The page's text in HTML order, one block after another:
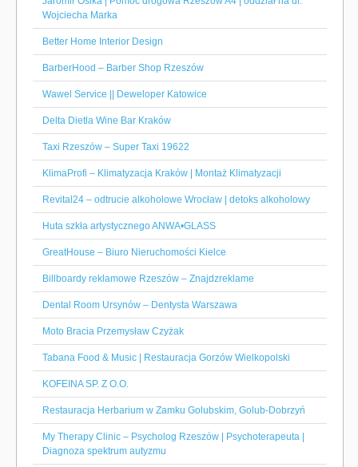
Wojciecha Marka
Better Home Interior Design
BarberHood – Barber Shop Rzeszów
Wawel Service || Deweloper Katowice
Delta Dietla Wine Bar Kraków
Taxi Rzeszów – Super Taxi 19622
KlimaProfi – Klimatyzacja Kraków | Montaż Klimatyzacji
Revital24 – odtrucie alkoholowe Wrocław | detoks alkoholowy
Huta szkła artystycznego ANWA•GLASS
GreatHouse – Biuro Nieruchomości Kielce
Billboardy reklamowe Rzeszów – Znajdzreklame
Dental Room Ursynów – Dentysta Warszawa
Moto Bracia Przemysław Czyżak
Tabana Food & Music | Restauracja Gorzów Wielkopolski
KOFEINA SP. Z O.O.
Restauracja Herbarium w Zamku Golubskim, Golub-Dobrzyń
My Therapy Clinic – Psycholog Rzeszów | Psychoterapeuta |
Diagnoza spektrum autyzmu